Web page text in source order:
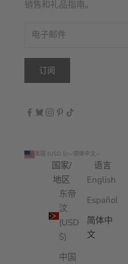
销售和礼品指南。
订阅
美国 (USD $)
国家/
地区
东帝
汶
(USD
$)
中国
简体中文
语言
English
Español
简体中
文